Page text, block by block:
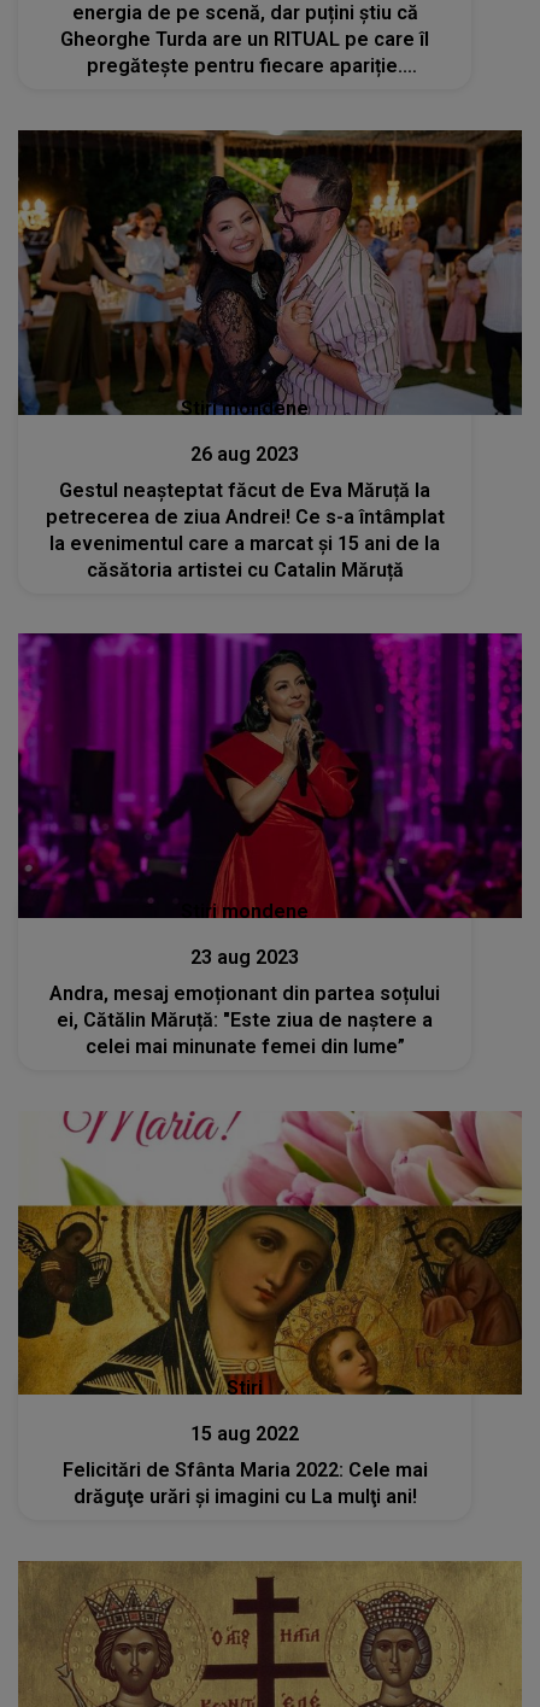
energia de pe scenă, dar puțini știu că
Gheorghe Turda are un RITUAL pe care îl
pregătește pentru fiecare apariție.
Stiri mondene
26 aug 2023
Gestul neașteptat făcut de Eva Măruță la
petrecerea de ziua Andrei! Ce s-a întâmplat
la evenimentul care a marcat și 15 ani de la
căsătoria artistei cu Catalin Măruță
Stiri mondene
23 aug 2023
Andra, mesaj emoționant din partea soțului
ei, Cătălin Măruță: "Este ziua de naștere a
celei mai minunate femei din lume”
Stiri
15 aug 2022
Felicitări de Sfânta Maria 2022: Cele mai
drăguţe urări şi imagini cu La mulţi ani!